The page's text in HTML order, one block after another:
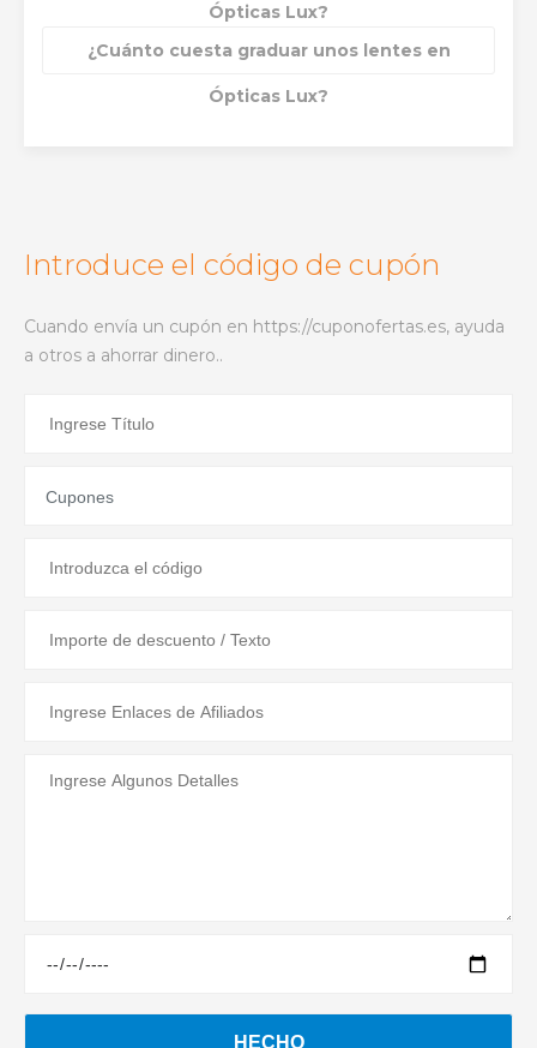
Ópticas Lux?
¿Cuánto cuesta graduar unos lentes en
Ópticas Lux?
Introduce el código de cupón
Cuando envía un cupón en https://cuponofertas.es, ayuda
a otros a ahorrar dinero..